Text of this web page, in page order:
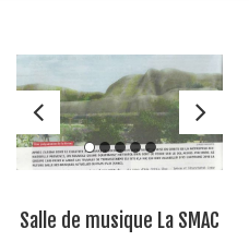
Salle de musique La SMAC